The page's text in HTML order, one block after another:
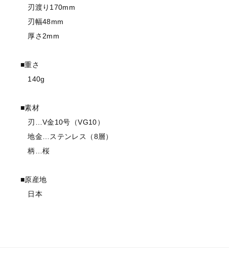
刃渡り170mm
刃幅48mm
厚さ2mm
■重さ
140g
■素材
刃…V金10号（VG10）
地金…ステンレス（8層）
柄…桜
■原産地
日本